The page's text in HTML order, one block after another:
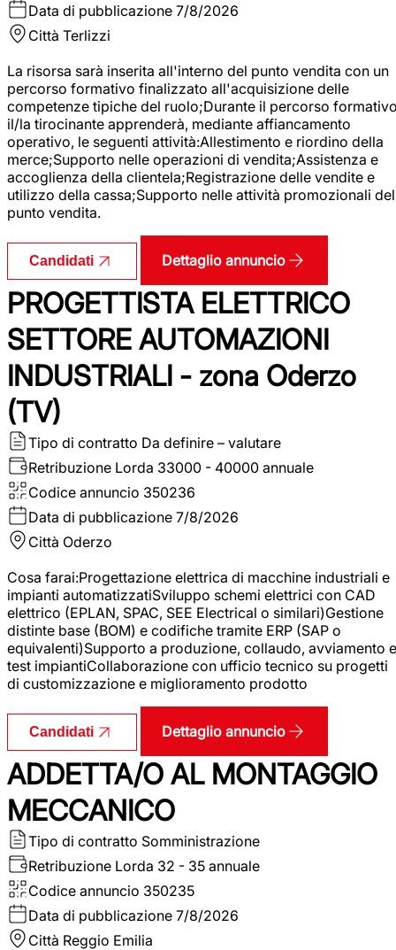
Data di pubblicazione 7/8/2026
Città Terlizzi
La risorsa sarà inserita all'interno del punto vendita con un
percorso formativo finalizzato all'acquisizione delle
competenze tipiche del ruolo;Durante il percorso
il/la tirocinante apprenderà, mediante affiancamento
operativo, le seguenti attività:Allestimento e riordino della
merce;Supporto nelle operazioni di vendita;Assistenza e
accoglienza della clientela;Registrazione delle vendite e
utilizzo della cassa;Supporto nelle attività promozionali del
punto vendita.
Candidati Dettaglio annuncio
PROGETTISTA ELETTRICO
SETTORE AUTOMAZIONI
INDUSTRIALI - zona Oderzo
(TV)
Tipo di contratto Da definire – valutare
Retribuzione Lorda 33000 - 40000 annuale
Codice annuncio 350236
Data di pubblicazione 7/8/2026
Città Oderzo
Cosa farai:Progettazione elettrica di macchine industriali e
impianti automatizzatiSviluppo schemi elettrici con CAD
elettrico (EPLAN, SPAC, SEE Electrical o similari)Gestione
distinte base (BOM) e codifiche tramite ERP (SAP o
equivalenti)Supporto a produzione, collaudo, avviamento e
test impiantiCollaborazione con ufficio tecnico su progetti
di customizzazione e miglioramento prodotto
Candidati Dettaglio annuncio
ADDETTA/O AL MONTAGGIO
MECCANICO
Tipo di contratto Somministrazione
Retribuzione Lorda 32 - 35 annuale
Codice annuncio 350235
Data di pubblicazione 7/8/2026
Città Reggio Emilia